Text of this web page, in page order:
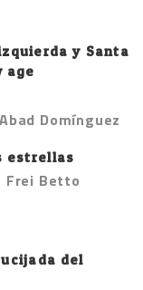
y Santa
age
Domínguez
estrellas
Frei Betto
del